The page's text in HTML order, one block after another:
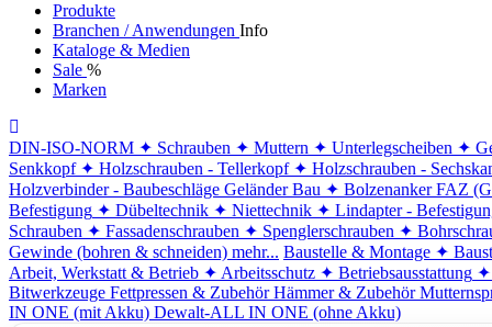
Produkte
Branchen / Anwendungen Info
Kataloge & Medien
Sale %
Marken
DIN-ISO-NORM ✦ Schrauben ✦ Muttern ✦ Unterlegscheiben ✦
Senkkopf ✦ Holzschrauben - Tellerkopf ✦ Holzschrauben -
Holzverbinder - Baubeschläge Geländer Bau ✦ Bolzenanker FAZ
Befestigung ✦ Dübeltechnik ✦ Niettechnik ✦ Lindapter -
Schrauben ✦ Fassadenschrauben ✦ Spenglerschrauben ✦
Gewinde (bohren & schneiden) mehr... Baustelle & Montage ✦
Arbeit, Werkstatt & Betrieb ✦ Arbeitsschutz ✦ Betriebsausstattung ✦
Bitwerkzeuge Fettpressen & Zubehör Hämmer & Zubehör
IN ONE (mit Akku) Dewalt-ALL IN ONE (ohne Akku)